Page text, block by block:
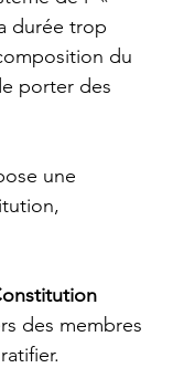
durée trop
du
porter des
une
des membres